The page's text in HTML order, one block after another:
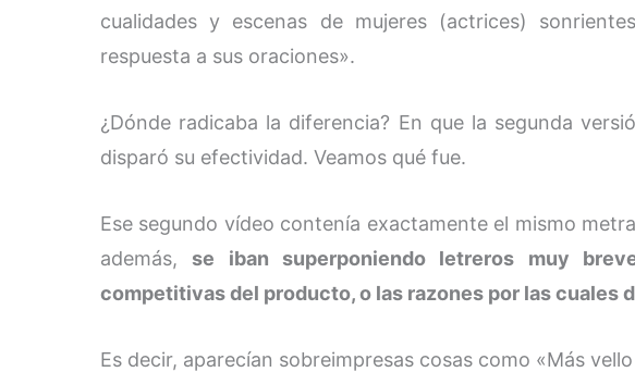
cualidades y escenas de mujeres (actrices)
respuesta a sus oraciones».
¿Dónde radicaba la diferencia? En que la segunda
disparó su efectividad. Veamos qué fue.
Ese segundo vídeo contenía exactamente el mismo
además, se iban superponiendo letreros muy
competitivas del producto, o las razones por las cuales
Es decir, aparecían sobreimpresas cosas como «Más